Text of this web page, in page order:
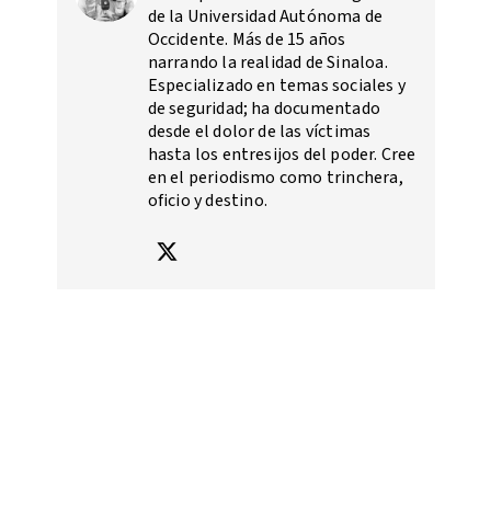
de la Universidad Autónoma de
Occidente. Más de 15 años
narrando la realidad de Sinaloa.
Especializado en temas sociales y
de seguridad; ha documentado
desde el dolor de las víctimas
hasta los entresijos del poder. Cree
en el periodismo como trinchera,
oficio y destino.